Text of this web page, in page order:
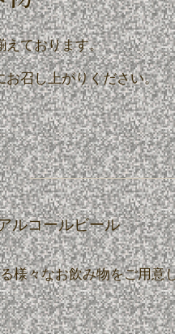
えております。
お召し上がりください。
ルコールビール
様々なお飲み物をご用意